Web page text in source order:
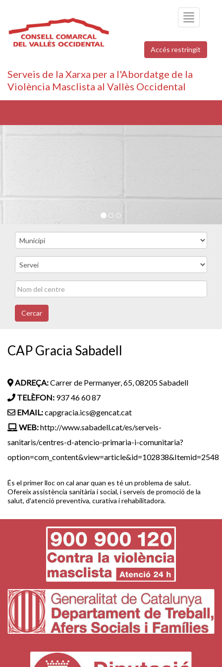
Toggle
navigation
Accés restringit
Serveis de la Xarxa per a l'Abordatge de la
Violència Masclista al Vallès Occidental
Cercar
CAP Gracia Sabadell
ADREÇA:Carrer de Permanyer, 65, 08205 Sabadell
TELÈFON: 937 46 60 87
EMAIL:capgracia.ics@gencat.cat
WEB:http://www.sabadell.cat/es/serveis-
sanitaris/centres-d-atencio-primaria-i-comunitaria?
option=com_content&view=article&id=102838&Itemid=2548
És el primer lloc on cal anar quan es té un problema de salut.
Ofereix assistència sanitària i social, i serveis de promoció de la
salut, d'atenció preventiva, curativa i rehabilitadora.